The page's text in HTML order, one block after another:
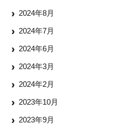
2024年8月
2024年7月
2024年6月
2024年3月
2024年2月
2023年10月
2023年9月